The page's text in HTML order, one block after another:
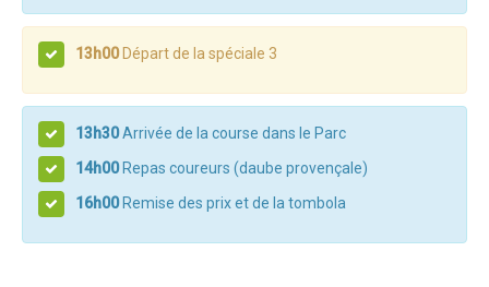
Règlement 2023
13h00Départ de la spéciale 3
13h30Arrivée de la course dans le Parc
14h00Repas coureurs (daube provençale)
16h00Remise des prix et de la tombola